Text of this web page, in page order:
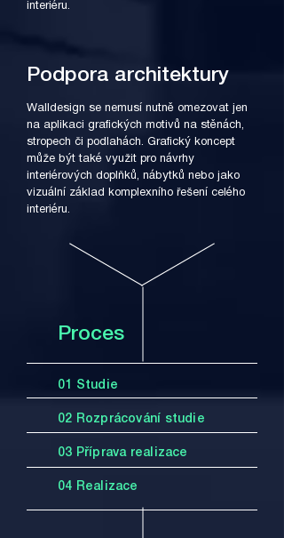
interiéru.
Podpora architektury
Walldesign se nemusí nutně omezovat jen
na aplikaci grafických motivů na stěnách,
stropech či podlahách. Grafický koncept
může být také využit pro návrhy
interiérových doplňků, nábytků nebo jako
vizuální základ komplexního řešení celého
interiéru.
Proces
01 Studie
02 Rozprácování studie
03 Příprava realizace
04 Realizace